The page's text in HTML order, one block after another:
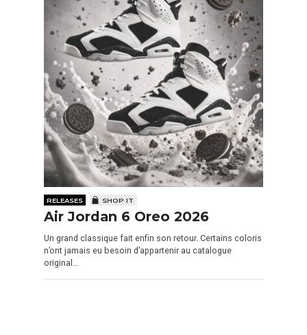
RELEASES SHOP IT
Air Jordan 6 Oreo 2026
Un grand classique fait enfin son retour. Certains coloris
n’ont jamais eu besoin d’appartenir au catalogue
original…